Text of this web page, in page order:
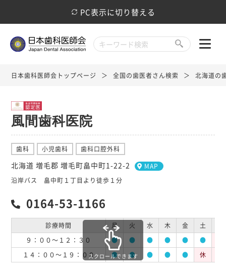
PC表示に切り替える
日本歯科医師会トップページ 全国の歯医者さん検索 北海道の
風間歯科医院
歯科 小児歯科 歯科口腔外科
北海道 増毛郡 増毛町畠中町1-22-2
MAP
沿岸バス 畠中町１丁目より徒歩１分
0164-53-1166
診療時間 月 火 水 木 金 土
９：００～１２：３０
● ● ● ● ● ●
１４：００～１９：００
● ● ● ● ● 休
スクロールできます